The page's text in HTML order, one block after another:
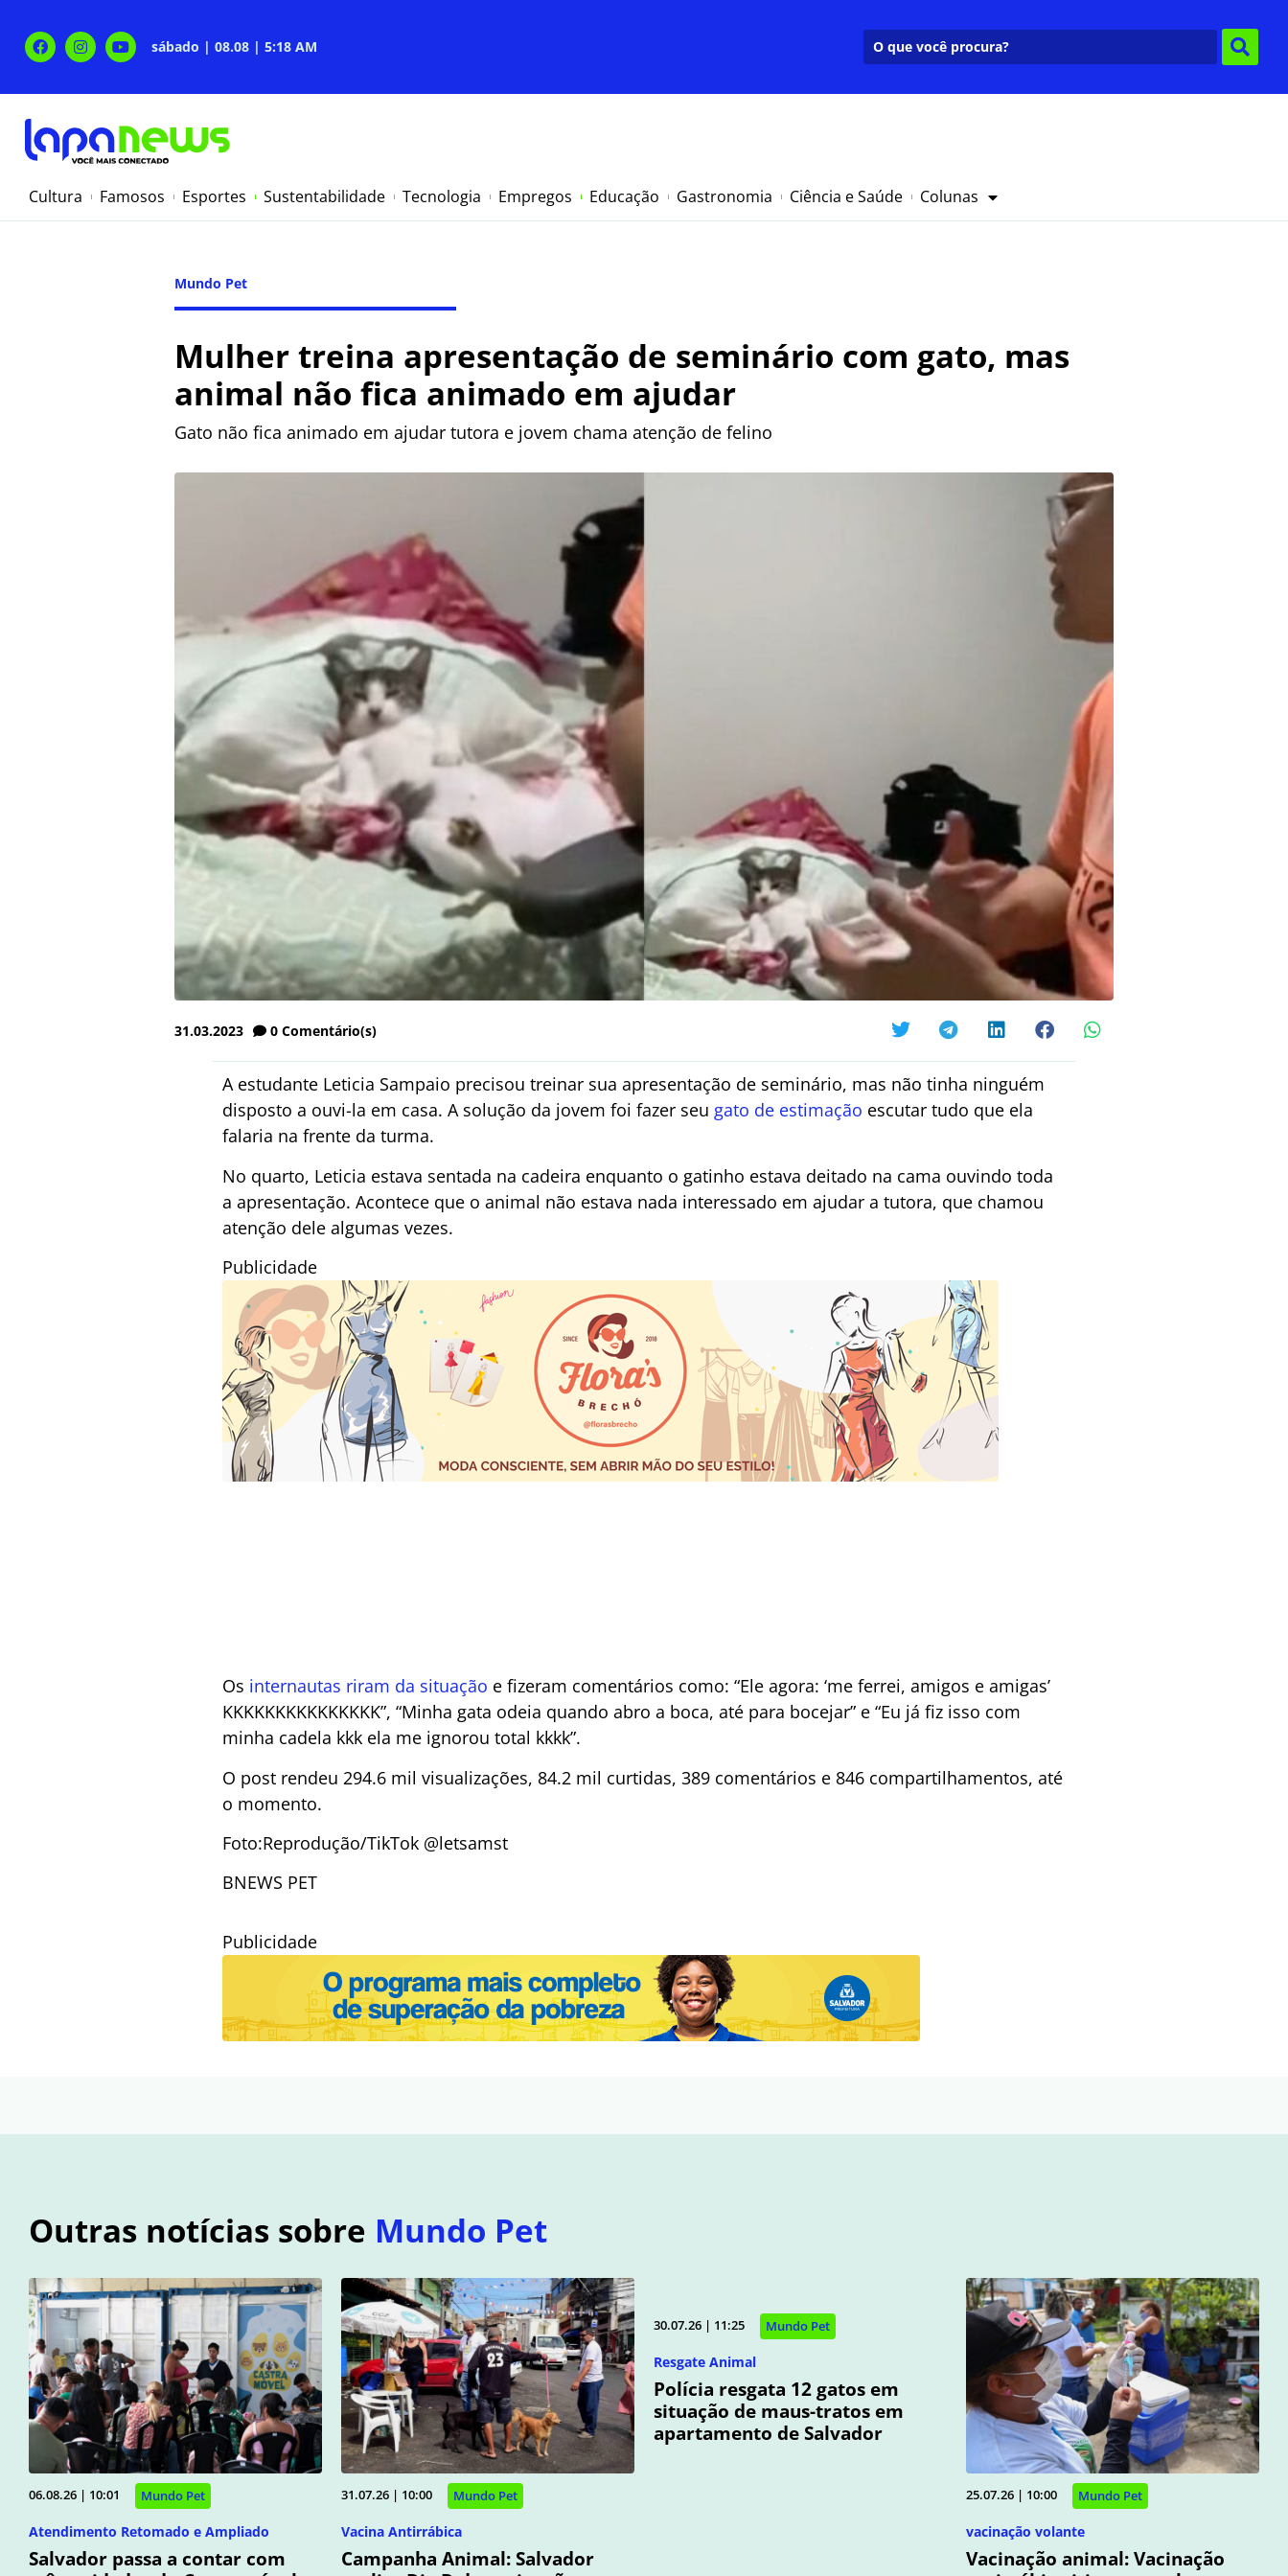
sábado | 08.08 | 5:18 AM
Cultura Famosos Esportes Sustentabilidade Tecnologia Empregos Educação Gastronomia Ciência e Saúde Colunas
Mundo Pet
Mulher treina apresentação de seminário com gato, mas
animal não fica animado em ajudar
Gato não fica animado em ajudar tutora e jovem chama atenção de felino
31.03.2023 0 Comentário(s)
A estudante Leticia Sampaio precisou treinar sua apresentação de seminário, mas não tinha ninguém
disposto a ouvi-la em casa. A solução da jovem foi fazer seu gato de estimação escutar tudo que ela
falaria na frente da turma.
No quarto, Leticia estava sentada na cadeira enquanto o gatinho estava deitado na cama ouvindo toda
a apresentação. Acontece que o animal não estava nada interessado em ajudar a tutora, que chamou
atenção dele algumas vezes.
Publicidade
Os internautas riram da situação e fizeram comentários como: “Ele agora: ‘me ferrei, amigos e amigas’
KKKKKKKKKKKKKKK”, “Minha gata odeia quando abro a boca, até para bocejar” e “Eu já fiz isso com
minha cadela kkk ela me ignorou total kkkk”.
O post rendeu 294.6 mil visualizações, 84.2 mil curtidas, 389 comentários e 846 compartilhamentos, até
o momento.
Foto:Reprodução/TikTok @letsamst
BNEWS PET
Publicidade
Outras notícias sobre Mundo Pet
06.08.26 | 10:01 Mundo Pet
Atendimento Retomado e Ampliado
Salvador passa a contar com
31.07.26 | 10:00 Mundo Pet
Vacina Antirrábica
Campanha Animal: Salvador
30.07.26 | 11:25 Mundo Pet
Resgate Animal
Polícia resgata 12 gatos em
situação de maus-tratos em
apartamento de Salvador
25.07.26 | 10:00 Mundo Pet
vacinação volante
Vacinação animal: Vacinação